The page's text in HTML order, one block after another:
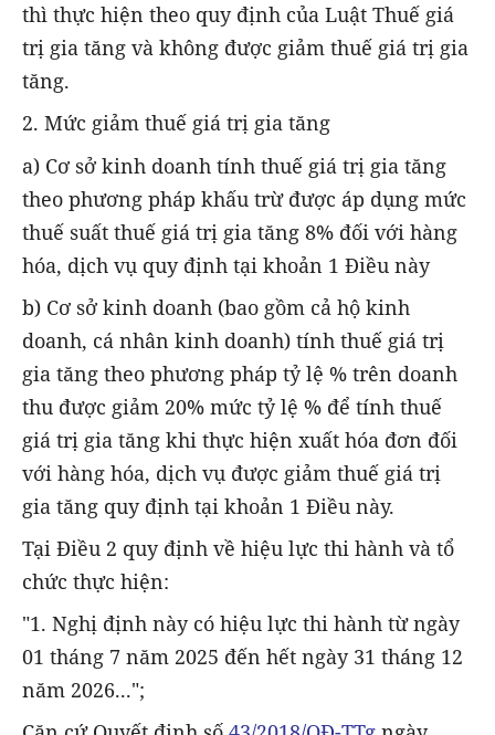
thì thực hiện theo quy định của Luật Thuế giá
trị gia tăng và không được giảm thuế giá trị gia
tăng.
2. Mức giảm thuế giá trị gia tăng
a) Cơ sở kinh doanh tính thuế giá trị gia tăng
theo phương pháp khấu trừ được áp dụng mức
thuế suất thuế giá trị gia tăng 8% đối với hàng
hóa, dịch vụ quy định tại khoản 1 Điều này
b) Cơ sở kinh doanh (bao gồm cả hộ kinh
doanh, cá nhân kinh doanh) tính thuế giá trị
gia tăng theo phương pháp tỷ lệ % trên doanh
thu được giảm 20% mức tỷ lệ % để tính thuế
giá trị gia tăng khi thực hiện xuất hóa đơn đối
với hàng hóa, dịch vụ được giảm thuế giá trị
gia tăng quy định tại khoản 1 Điều này.
Tại Điều 2 quy định về hiệu lực thi hành và tổ
chức thực hiện:
"1. Nghị định này có hiệu lực thi hành từ ngày
01 tháng 7 năm 2025 đến hết ngày 31 tháng 12
năm 2026...";